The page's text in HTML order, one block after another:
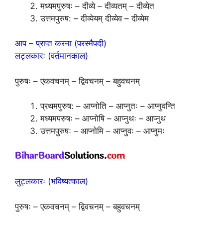
मध्यमपुरुषः – दीव्ये – दीव्यतम् – दीव्येत
उत्तमपुरुष: – दीव्येयम् दीव्येव – दीव्येम
आप – प्राप्त करना (परस्मैपदी)
लट्लकारः (वर्तमानकाल)
पुरुषः – एकवचनम् – द्विवचनम् – बहुवचनम्
प्रथमपुरुष: – आप्नोति – आप्नुतः – आप्नुवन्ति
मध्यमपरुषः – आप्नोषि – आप्नुथः – आप्नुथ
उत्तमपुरुषः – आप्नोमि – आप्नुवः – आप्नुमः
लुट्लकारः (भविष्यत्काल)
पुरुषः – एकवचनम् – द्विवचनम् – बहुवचनम्